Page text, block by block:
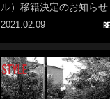
ル）移籍決定のお知らせ
2021.02.09